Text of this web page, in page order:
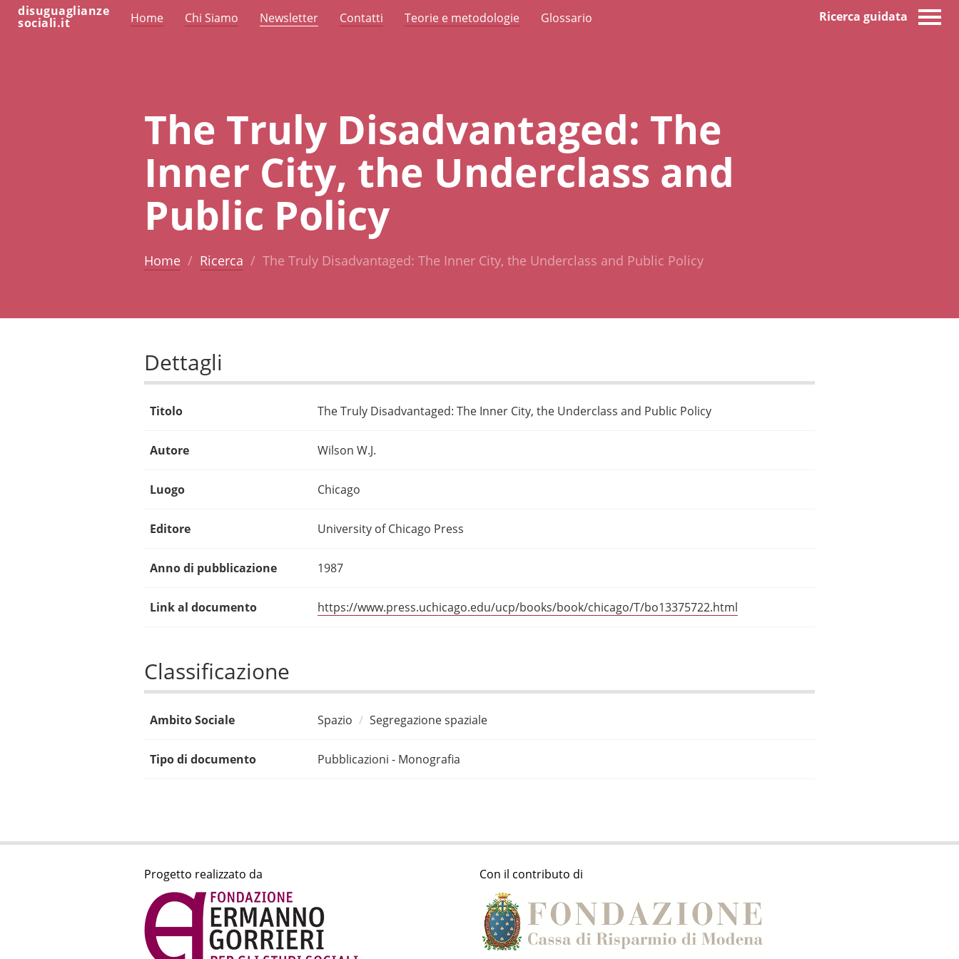
disuguaglianze
sociali.it Home Chi Siamo Newsletter Contatti Teorie e metodologie Glossario Ricerca guidata
The Truly Disadvantaged: The
Inner City, the Underclass and
Public Policy
Home Ricerca The Truly Disadvantaged: The Inner City, the Underclass and Public Policy
Dettagli
Titolo The Truly Disadvantaged: The Inner City, the Underclass and Public Policy
Autore Wilson W.J.
Luogo Chicago
Editore University of Chicago Press
Anno di pubblicazione 1987
Link al documento https://www.press.uchicago.edu/ucp/books/book/chicago/T/bo13375722.html
Classificazione
Ambito Sociale Spazio Segregazione spaziale
Tipo di documento Pubblicazioni - Monografia
Progetto realizzato da Con il contributo di